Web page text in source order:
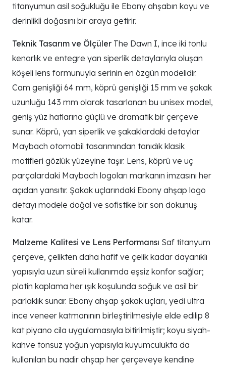
titanyumun asil soğukluğu ile Ebony ahşabın koyu ve
derinlikli doğasını bir araya getirir.
Teknik Tasarım ve Ölçüler The Dawn I, ince iki tonlu
kenarlık ve entegre yan siperlik detaylarıyla oluşan
köşeli lens formunuyla serinin en özgün modelidir.
Cam genişliği 64 mm, köprü genişliği 15 mm ve şakak
uzunluğu 143 mm olarak tasarlanan bu unisex model,
geniş yüz hatlarına güçlü ve dramatik bir çerçeve
sunar. Köprü, yan siperlik ve şakaklardaki detaylar
Maybach otomobil tasarımından tanıdık klasik
motifleri gözlük yüzeyine taşır. Lens, köprü ve uç
parçalardaki Maybach logoları markanın imzasını her
açıdan yansıtır. Şakak uçlarındaki Ebony ahşap logo
detayı modele doğal ve sofistike bir son dokunuş
katar.
Malzeme Kalitesi ve Lens Performansı Saf titanyum
çerçeve, çelikten daha hafif ve çelik kadar dayanıklı
yapısıyla uzun süreli kullanımda eşsiz konfor sağlar;
platin kaplama her ışık koşulunda soğuk ve asil bir
parlaklık sunar. Ebony ahşap şakak uçları, yedi ultra
ince veneer katmanının birleştirilmesiyle elde edilip 8
kat piyano cila uygulamasıyla bitirilmiştir; koyu siyah-
kahve tonsuz yoğun yapısıyla kuyumculukta da
kullanılan bu nadir ahşap her çerçeveye kendine